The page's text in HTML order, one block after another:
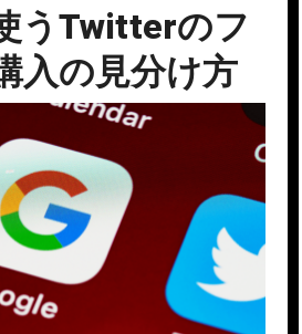
うTwitterのフ
入の見分け方